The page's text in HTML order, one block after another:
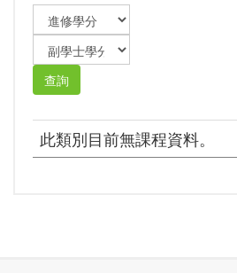
此類別目前無課程資料。